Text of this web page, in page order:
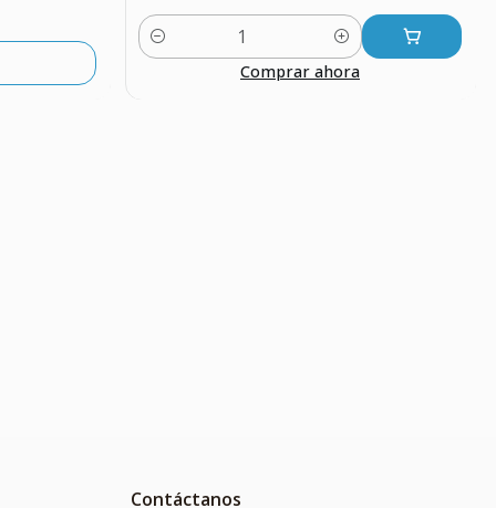
Cantidad
Comprar ahora
Contáctanos